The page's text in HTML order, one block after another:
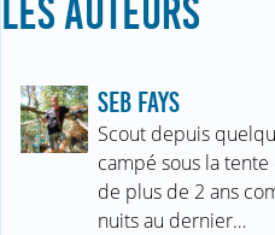
LES AUTEURS
SEB FAYS
Scout depuis
campé sous la
de plus de 2 ans
nuits au dernier…